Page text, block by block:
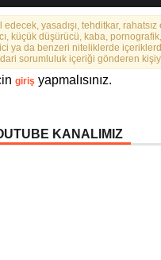
edecek, yasadışı, tehditkar,
küçük düşürücü, kaba,
ya da benzeri niteliklerde
sorumluluk içeriği gönderen
giriş yapmalısınız.
KANALIMIZ